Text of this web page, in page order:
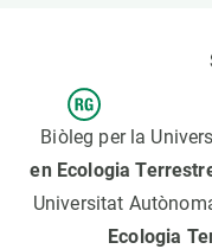
Biòleg per la
en Ecologia
Universitat
Ecologia